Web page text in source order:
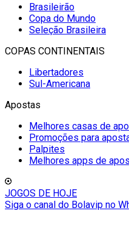
Brasileirão
Copa do Mundo
Seleção Brasileira
COPAS CONTINENTAIS
Libertadores
Sul-Americana
Apostas
Melhores casas de
Promoções para
Palpites
Melhores apps de
JOGOS DE HOJE
Siga o canal do Bolavip no